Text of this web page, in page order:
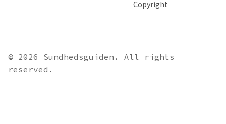
Copyright
© 2026 Sundhedsguiden. All rights
reserved.